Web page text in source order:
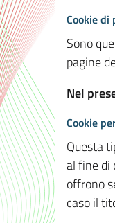
Cookie di
Sono
pagine
Nel
Cookie
Questa
al fine di
offrono
caso il